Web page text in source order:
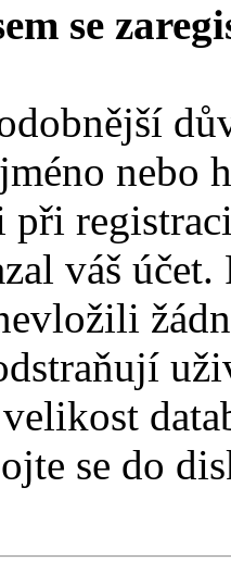
se
nebo
při
váš
se do